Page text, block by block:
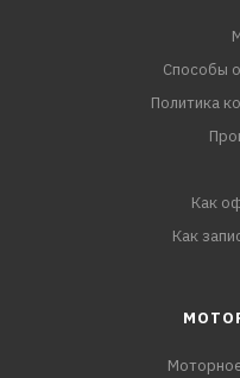
Способы
Политика
Как
Как